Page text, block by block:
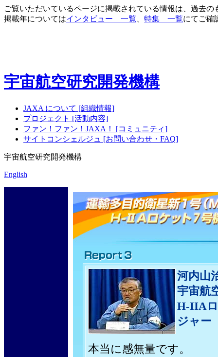
ご覧いただいているページに掲載されている情報は、過去
掲載年についてはインタビュー 一覧 特集 一覧にてご確
宇宙航空研究開発機構
JAXA について [組織情報]
プロジェクト [活動内容]
ファン！ファン！JAXA！ [コミュニティ]
サイトコンシェルジュ [お問い合わせ・FAQ]
宇宙航空研究開発機構
English
河内山
宇宙航
H-IIA
ジャー
本当に感無量です。